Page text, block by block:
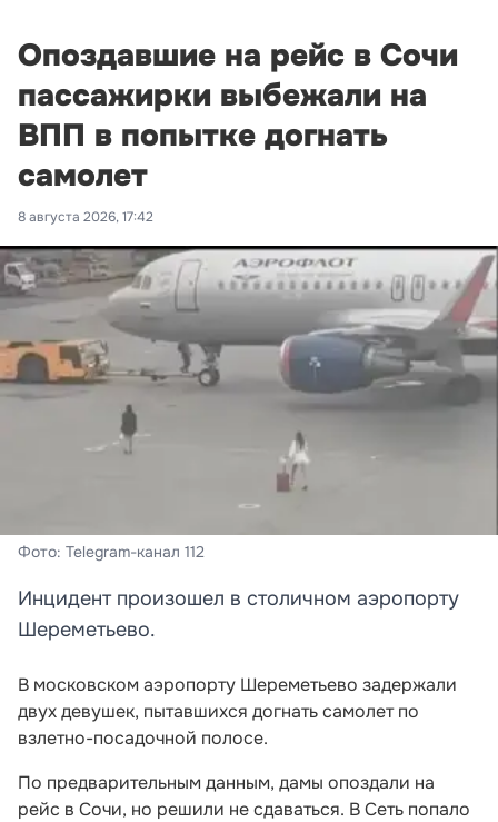
Опоздавшие на рейс в Сочи
пассажирки выбежали на
ВПП в попытке догнать
самолет
8 августа 2026, 17:42
Фото: Telegram-канал 112
Инцидент произошел в столичном аэропорту
Шереметьево.
В московском аэропорту Шереметьево задержали
двух девушек, пытавшихся догнать самолет по
взлетно-посадочной полосе.
По предварительным данным, дамы опоздали на
рейс в Сочи, но решили не сдаваться. В Сеть попало